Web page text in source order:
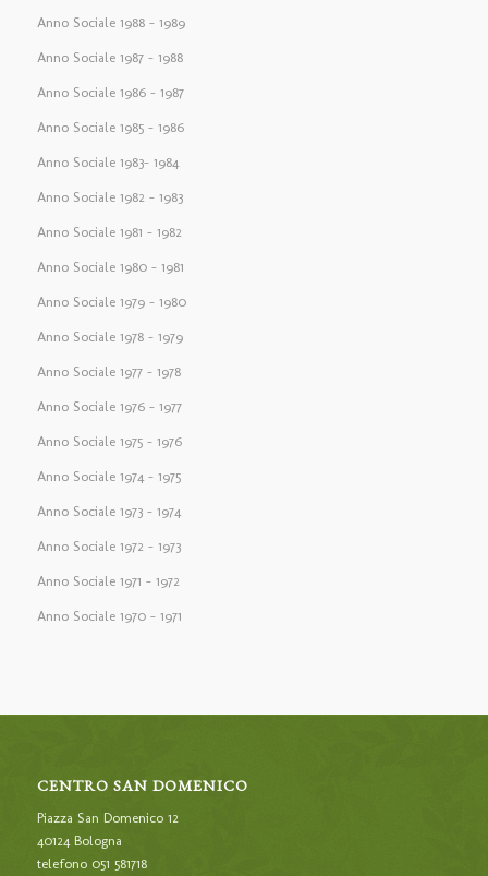
Anno Sociale 1988 – 1989
Anno Sociale 1987 – 1988
Anno Sociale 1986 – 1987
Anno Sociale 1985 – 1986
Anno Sociale 1983– 1984
Anno Sociale 1982 – 1983
Anno Sociale 1981 – 1982
Anno Sociale 1980 – 1981
Anno Sociale 1979 – 1980
Anno Sociale 1978 – 1979
Anno Sociale 1977 – 1978
Anno Sociale 1976 – 1977
Anno Sociale 1975 – 1976
Anno Sociale 1974 – 1975
Anno Sociale 1973 – 1974
Anno Sociale 1972 – 1973
Anno Sociale 1971 – 1972
Anno Sociale 1970 – 1971
CENTRO SAN DOMENICO
Piazza San Domenico 12
40124 Bologna
telefono 051 581718